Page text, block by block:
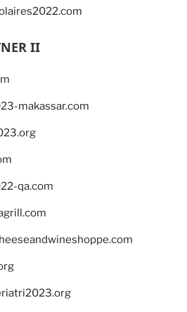
II
makassar.com
qa.com